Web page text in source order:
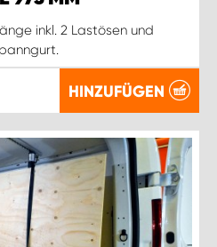
inkl. 2 Lastösen und
HINZUFÜGEN